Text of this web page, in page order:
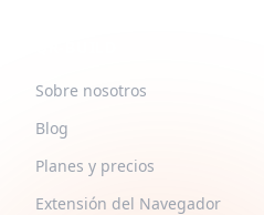
Sobre nosotros
Blog
Planes y precios
Extensión del Navegador